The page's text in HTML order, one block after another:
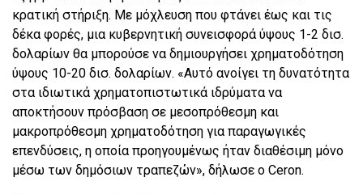
κρατική στήριξη. Με μόχλευση που φτάνει έως και τις
δέκα φορές, μια κυβερνητική συνεισφορά ύψους 1-2 δισ.
δολαρίων θα μπορούσε να δημιουργήσει χρηματοδότηση
ύψους 10-20 δισ. δολαρίων. «Αυτό ανοίγει τη δυνατότητα
στα ιδιωτικά χρηματοπιστωτικά ιδρύματα να
αποκτήσουν πρόσβαση σε μεσοπρόθεσμη και
μακροπρόθεσμη χρηματοδότηση για παραγωγικές
επενδύσεις, η οποία προηγουμένως ήταν διαθέσιμη μόνο
μέσω των δημόσιων τραπεζών», δήλωσε ο Ceron.